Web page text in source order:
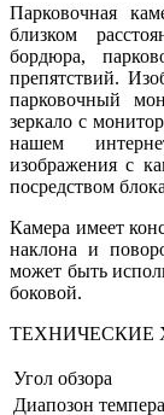
Парковочная
близком
бордюра,
препятствий.
парковочный
зеркало с
нашем
изображения с
посредством
Камера имеет
наклона и
может быть
боковой.
ТЕХНИЧЕСКИЕ
Угол обзора
Диапозон